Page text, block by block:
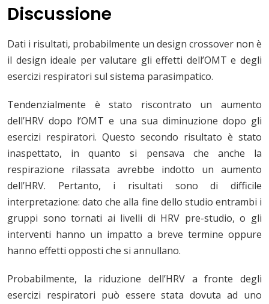
Discussione
Dati i risultati, probabilmente un design crossover non è
il design ideale per valutare gli effetti dell’OMT e degli
esercizi respiratori sul sistema parasimpatico.
Tendenzialmente è stato riscontrato un aumento
dell’HRV dopo l’OMT e una sua diminuzione dopo gli
esercizi respiratori. Questo secondo risultato è stato
inaspettato, in quanto si pensava che anche la
respirazione rilassata avrebbe indotto un aumento
dell’HRV. Pertanto, i risultati sono di difficile
interpretazione: dato che alla fine dello studio entrambi i
gruppi sono tornati ai livelli di HRV pre-studio, o gli
interventi hanno un impatto a breve termine oppure
hanno effetti opposti che si annullano.
Probabilmente, la riduzione dell’HRV a fronte degli
esercizi respiratori può essere stata dovuta ad uno